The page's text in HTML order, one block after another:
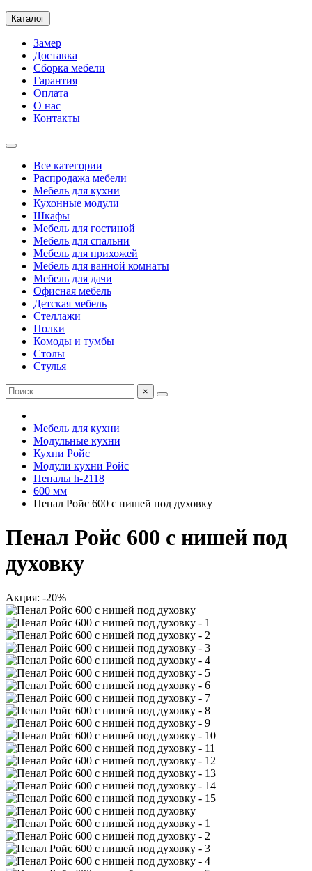
Каталог
Замер
Доставка
Сборка мебели
Гарантия
Оплата
О нас
Контакты
Все категории
Распродажа мебели
Мебель для кухни
Кухонные модули
Шкафы
Мебель для гостиной
Мебель для спальни
Мебель для прихожей
Мебель для ванной комнаты
Мебель для дачи
Офисная мебель
Детская мебель
Стеллажи
Полки
Комоды и тумбы
Столы
Стулья
×
Мебель для кухни
Модульные кухни
Кухни Ройс
Модули кухни Ройс
Пеналы h-2118
600 мм
Пенал Ройс 600 с нишей под духовку
Пенал Ройс 600 с нишей под
духовку
Акция: -20%